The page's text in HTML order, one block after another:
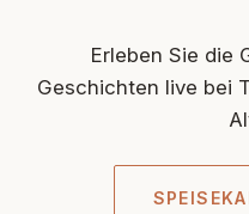
Erleben Sie die
Geschichten live bei